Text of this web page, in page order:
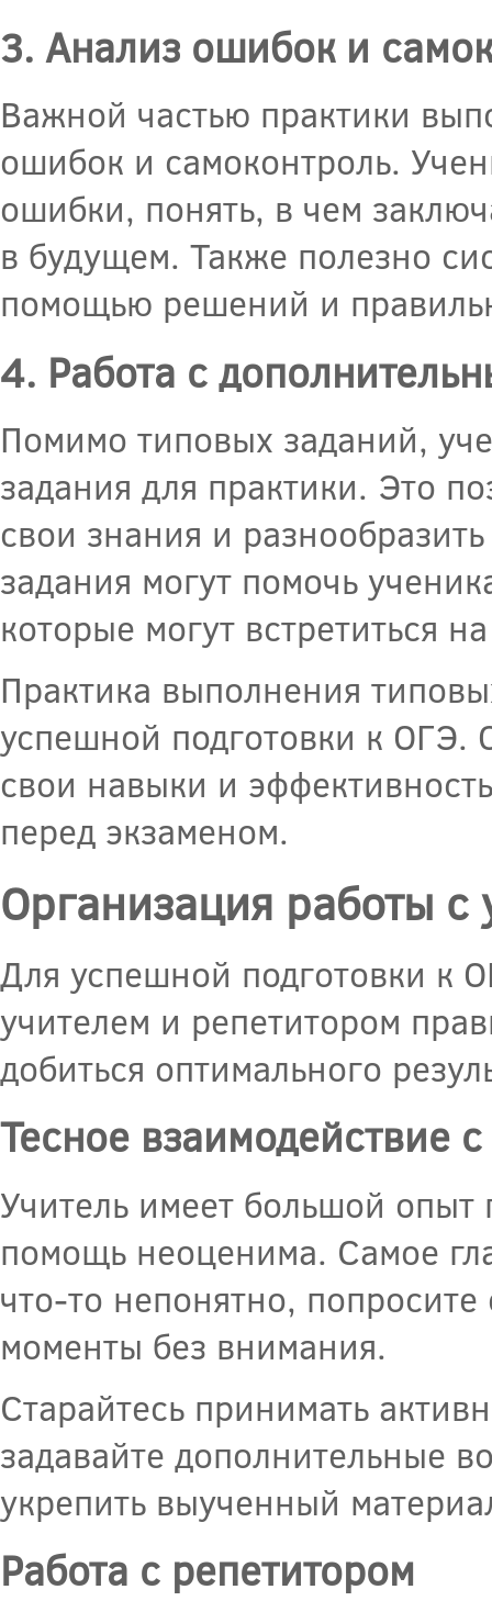
3. Анализ ошибок и
Важной частью практики
ошибок и самоконтроль.
ошибки, понять, в чем
в будущем. Также полезно
помощью решений и
4. Работа с
Помимо типовых заданий,
задания для практики. Это
свои знания и
задания могут помочь
которые могут встретиться
Практика выполнения
успешной подготовки к ОГЭ.
свои навыки и
перед экзаменом.
Организация работы с
Для успешной подготовки к
учителем и репетитором
добиться оптимального
Тесное взаимодействие
Учитель имеет большой опыт
помощь неоценима. Самое
что-то непонятно,
моменты без внимания.
Старайтесь принимать
задавайте дополнительные
укрепить выученный
Работа с репетитором